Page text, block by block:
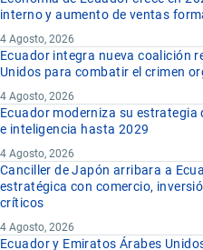
interno y aumento de ventas
4 Agosto, 2026
Ecuador integra nueva coalición
Unidos para combatir el crimen
4 Agosto, 2026
Ecuador moderniza su estrategia
e inteligencia hasta 2029
4 Agosto, 2026
Canciller de Japón arribara a
estratégica con comercio,
críticos
4 Agosto, 2026
Ecuador y Emiratos Árabes